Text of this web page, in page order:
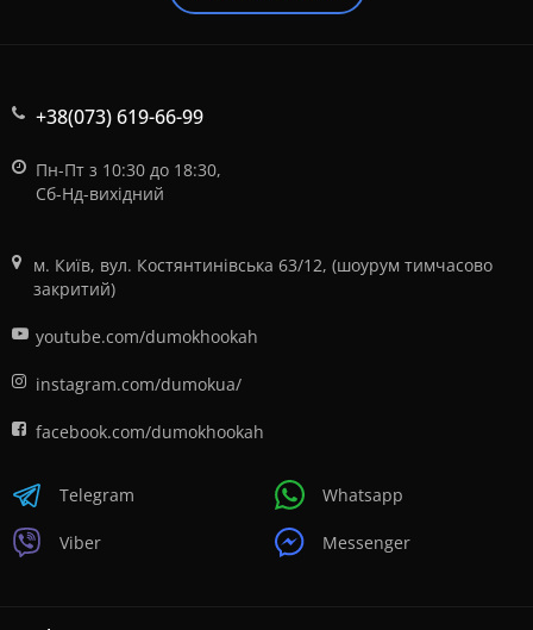
+38(073) 619-66-99
Пн-Пт з 10:30 до 18:30,
Сб-Нд-вихідний
м. Київ, вул. Костянтинівська 63/12, (шоурум тимчасово
закритий)
youtube.com/dumokhookah
instagram.com/dumokua/
facebook.com/dumokhookah
Telegram
Viber
Whatsapp
Messenger